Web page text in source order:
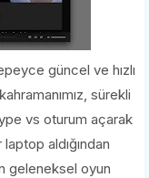
güncel ve hızlı
sürekli
vs oturum açarak
aldığından
geleneksel oyun